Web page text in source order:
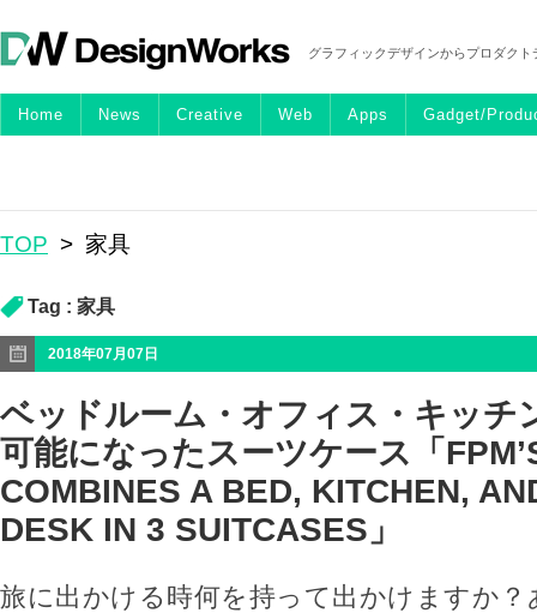
グラフィックデザインからプロダク
Home News Creative Web Apps Gadget/
TOP > 家具
Tag : 家具
2018年07月07日
ベッドルーム・オフィス・キッチ
可能になったスーツケース「
COMBINES A BED, KITCHEN,
DESK IN 3 SUITCASES」
旅に出かける時何を持って出かけますか